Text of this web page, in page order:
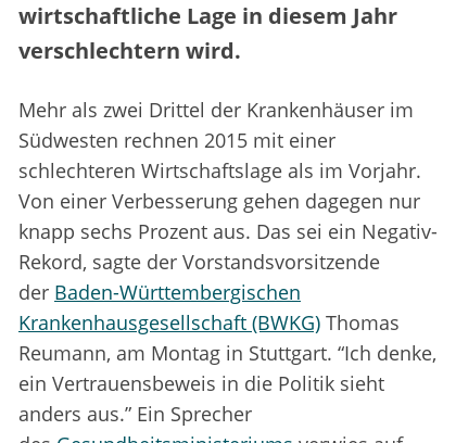
wirtschaftliche Lage in diesem Jahr
verschlechtern wird.
Mehr als zwei Drittel der Krankenhäuser im
Südwesten rechnen 2015 mit einer
schlechteren Wirtschaftslage als im Vorjahr.
Von einer Verbesserung gehen dagegen nur
knapp sechs Prozent aus. Das sei ein Negativ-
Rekord, sagte der Vorstandsvorsitzende
der Baden-Württembergischen
Krankenhausgesellschaft (BWKG) Thomas
Reumann, am Montag in Stuttgart. “Ich denke,
ein Vertrauensbeweis in die Politik sieht
anders aus.” Ein Sprecher